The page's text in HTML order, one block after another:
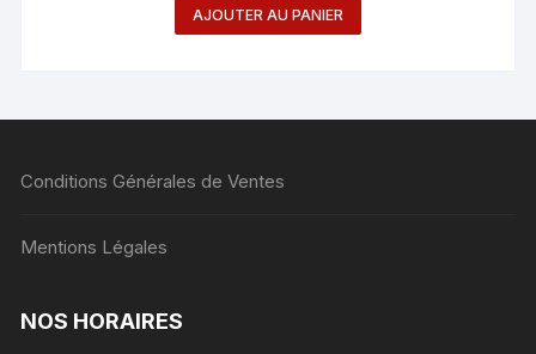
AJOUTER AU PANIER
Conditions Générales de Ventes
Mentions Légales
NOS HORAIRES